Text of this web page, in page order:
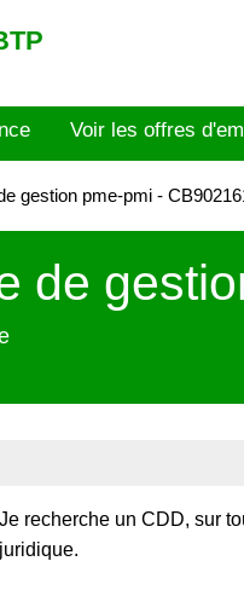
Voir les offres
gestion pme-pmi -
de
Je recherche un CDD, sur
juridique.